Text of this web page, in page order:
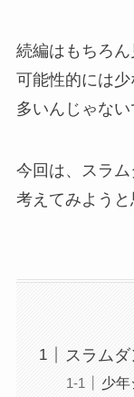
続編はもちろ
可能性的には
多いんじゃない
今回は、スラ
考えてみようと
スラム
少